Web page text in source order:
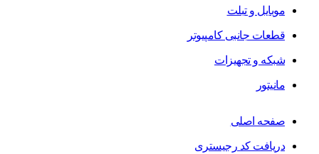
موبایل و تبلت
قطعات جانبی کامپیوتر
شبکه و تجهیزات
مانیتور
صفحه اصلی
دریافت کد رجیستری